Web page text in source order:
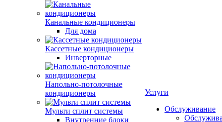
Канальные кондиционеры
Для дома
Кассетные кондиционеры
Инверторные
Напольно-потолочные
кондиционеры
Мульти сплит системы
Внутренние блоки
Услуги
Обслуживание